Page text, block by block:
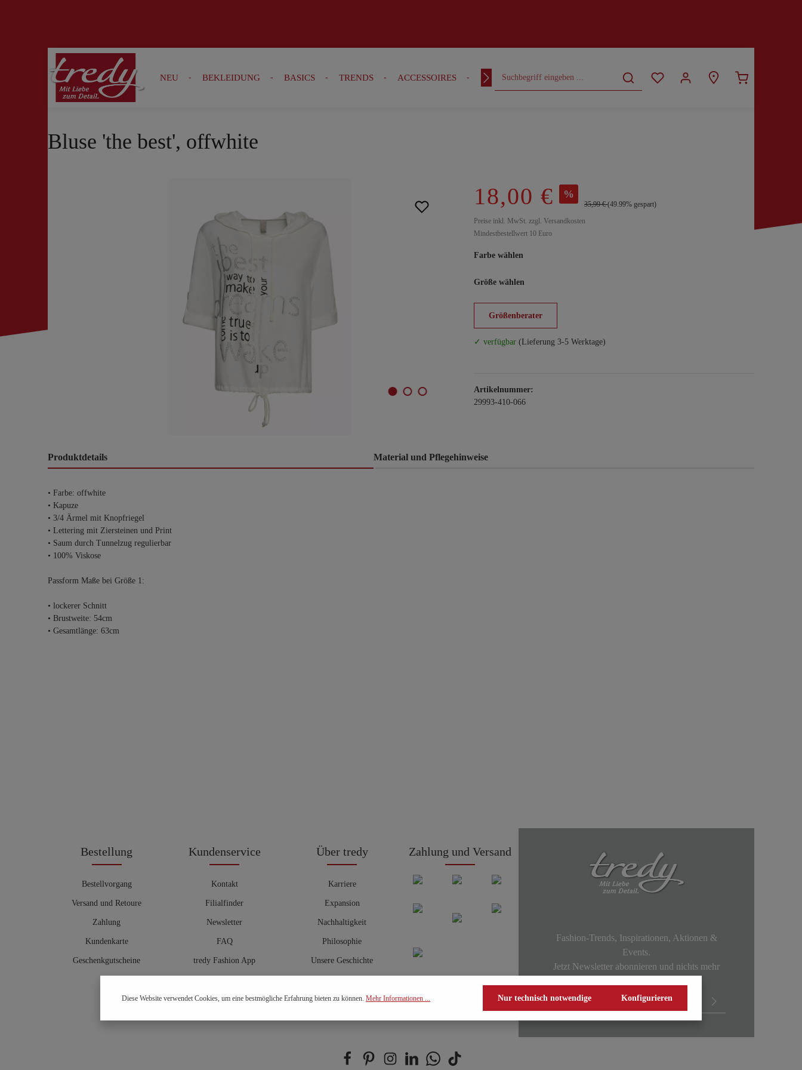
Zur Suche springen Zur Hauptnavigation springen
NEU BEKLEIDUNG BASICS TRENDS ACCESSOIRES OUTFITS CURVY
Bluse 'the best', offwhite
18,00 € %
35,99 €(49.99% gespart)
Preise inkl. MwSt. zzgl. Versandkosten
Mindestbestellwert 10 Euro
Farbe wählen
Größe wählen
Größenberater
✓ verfügbar (Lieferung 3-5 Werktage)
Artikelnummer:
29993-410-066
Produktdetails Material und Pflegehinweise
• Farbe: offwhite
• Kapuze
• 3/4 Ärmel mit Knopfriegel
• Lettering mit Ziersteinen und Print
• Saum durch Tunnelzug regulierbar
• 100% Viskose
Passform Maße bei Größe 1:
• lockerer Schnitt
• Brustweite: 54cm
• Gesamtlänge: 63cm
Bestellung
Bestellvorgang
Versand und Retoure
Zahlung
Kundenkarte
Geschenkgutscheine
Kundenservice
Kontakt
Filialfinder
Newsletter
FAQ
tredy Fashion App
Hosenberater
Über tredy
Karriere
Expansion
Nachhaltigkeit
Philosophie
Unsere Geschichte
Zahlung und Versand
Fashion-Trends, Inspirationen, Aktionen &
Events.
Jetzt Newsletter abonnieren und nichts mehr
Diese Website verwendet Cookies, um eine bestmögliche Erfahrung bieten zu können. Mehr Informationen ... Nur technisch notwendige Konfigurieren